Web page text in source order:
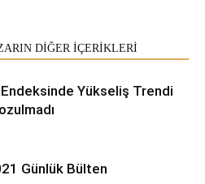
DİĞER İÇERİKLERİ
Yükseliş Trendi
Günlük Bülten